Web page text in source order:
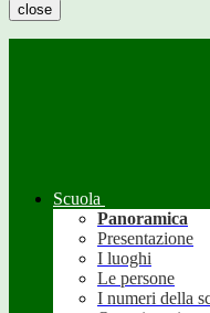
close
Scuola
Panoramica
Presentazione
I luoghi
Le persone
I numeri della